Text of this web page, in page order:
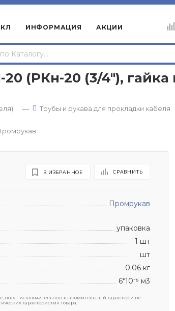
ИНФОРМАЦИЯ АКЦИИ
(РКн-20 (3/4"),
—
Трубы и рукава для прокладки кабеля
В ИЗБРАННОЕ СРАВНИТЬ
Промрукав
упаковка
1 шт
шт
0.06 кг
6*10⁻⁵ м3
носят исключительно ознакомительный характер и не
характеристик товара.